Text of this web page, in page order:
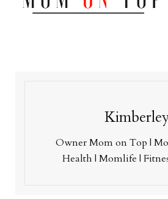
Owner Mom on Top |
Health | Momlife |